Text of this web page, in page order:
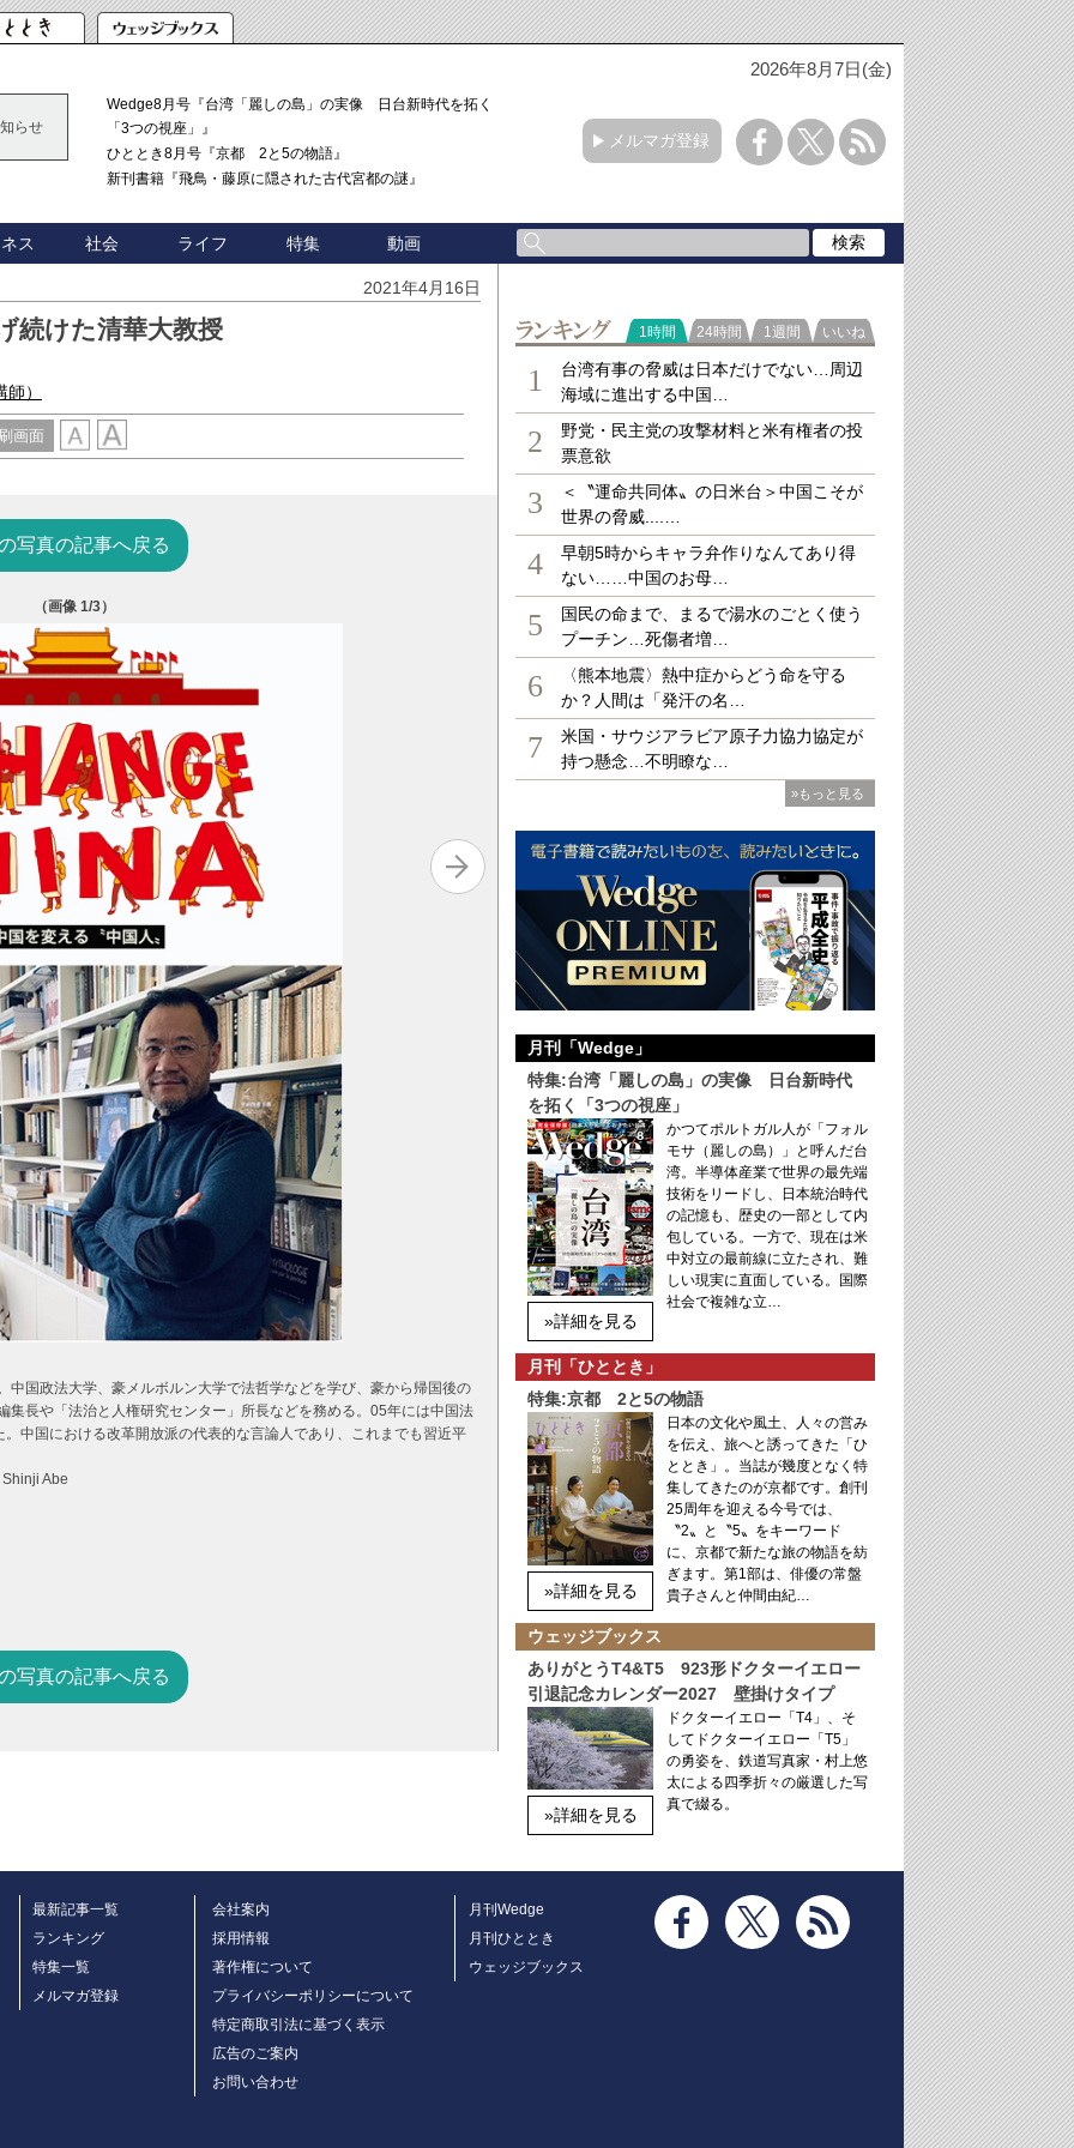
2026年8月7日(金)
らせ
Wedge8月号『台湾「麗しの島」の実像 日台新時代を拓く
「3つの視座」』
ひととき8月号『京都 2と5の物語』
新刊書籍『飛鳥・藤原に隠された古代宮都の謎』
メルマガ登録
ス 社会 ライフ 特集 動画
2021年4月16日
続けた清華大教授
）
画面
写真の記事へ戻る
（画像1/3）
国政法大学、豪メルボルン大学で法哲学などを学び、豪から帰国後の
長や「法治と人権研究センター」所長などを務める。05年には中国法
中国における改革開放派の代表的な言論人であり、これまでも習近平
Abe
許章潤氏（右）と彼を支援した耿瀟男氏（左）
写真の記事へ戻る
ラ
1時間 24時間 1週間 いいね
1
台湾有事の脅威は日本だけでない…周辺
海域に進出する中国…
2
野党・民主党の攻撃材料と米有権者の投
票意欲
3
＜〝運命共同体〟の日米台＞中国こそが
世界の脅威....…
4
早朝5時からキャラ弁作りなんてあり得
ない……中国のお母…
5
国民の命まで、まるで湯水のごとく使う
プーチン…死傷者増…
6
〈熊本地震〉熱中症からどう命を守る
か？人間は「発汗の名…
7
米国・サウジアラビア原子力協力協定が
持つ懸念…不明瞭な…
»もっと見る
月刊「Wedge」
特集:台湾「麗しの島」の実像 日台新時代
を拓く「3つの視座」
»詳細を見る
かつてポルトガル人が「フォル
モサ（麗しの島）」と呼んだ台
湾。半導体産業で世界の最先端
技術をリードし、日本統治時代
の記憶も、歴史の一部として内
包している。一方で、現在は米
中対立の最前線に立たされ、難
しい現実に直面している。国際
社会で複雑な立…
月刊「ひととき」
特集:京都 2と5の物語
»詳細を見る
日本の文化や風土、人々の営み
を伝え、旅へと誘ってきた「ひ
ととき」。当誌が幾度となく特
集してきたのが京都です。創刊
25周年を迎える今号では、
〝2〟と〝5〟をキーワード
に、京都で新たな旅の物語を紡
ぎます。第1部は、俳優の常盤
貴子さんと仲間由紀…
ウェッジブックス
ありがとうT4&T5 923形ドクターイエロー
引退記念カレンダー2027 壁掛けタイプ
»詳細を見る
ドクターイエロー「T4」、そ
してドクターイエロー「T5」
の勇姿を、鉄道写真家・村上悠
太による四季折々の厳選した写
真で綴る。
最新記事一覧
ランキング
特集一覧
メルマガ登録
会社案内
採用情報
著作権について
プライバシーポリシーについて
特定商取引法に基づく表示
広告のご案内
お問い合わせ
月刊Wedge
月刊ひととき
ウェッジブックス